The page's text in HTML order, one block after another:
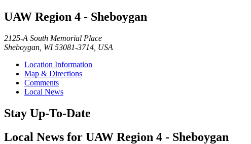
UAW Region 4 - Sheboygan
2125-A South Memorial Place
Sheboygan, WI 53081-3714, USA
Location Information
Map & Directions
Comments
Local News
Stay Up-To-Date
Local News for UAW Region 4 - Sheboygan